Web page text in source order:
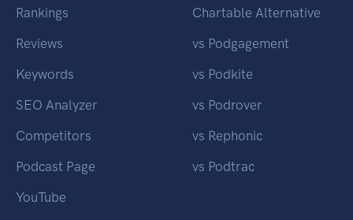
Rankings
Reviews
Keywords
SEO Analyzer
Competitors
Podcast Page
YouTube
Chartable Alternative
vs Podgagement
vs Podkite
vs Podrover
vs Rephonic
vs Podtrac